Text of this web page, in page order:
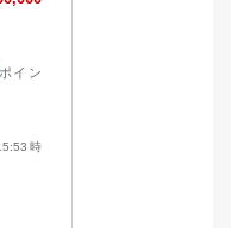
ポイン
時